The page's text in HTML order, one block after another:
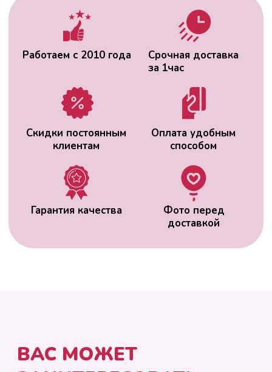
ВАС МОЖЕТ
ЗАИНТЕРЕСОВАТЬ